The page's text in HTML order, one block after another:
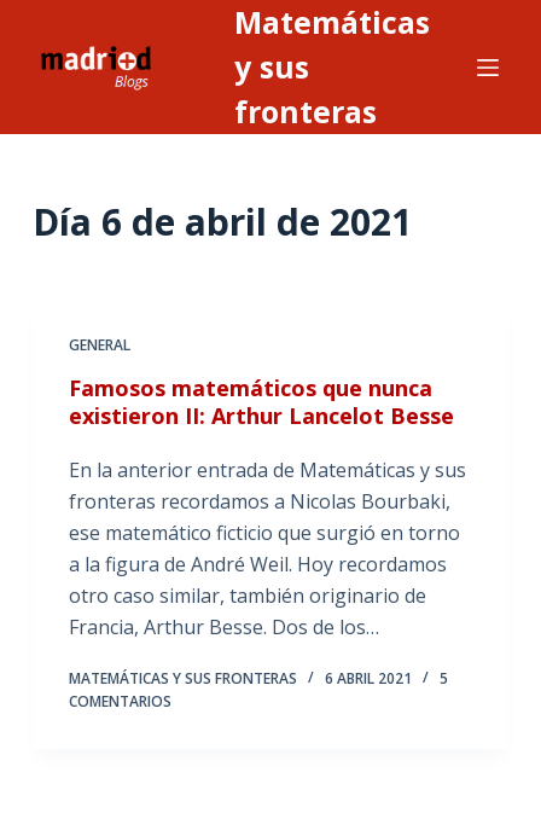
Matemáticas
y sus
fronteras
Día 6 de abril de 2021
GENERAL
Famosos matemáticos que nunca
existieron II: Arthur Lancelot Besse
En la anterior entrada de Matemáticas y sus
fronteras recordamos a Nicolas Bourbaki,
ese matemático ficticio que surgió en torno
a la figura de André Weil. Hoy recordamos
otro caso similar, también originario de
Francia, Arthur Besse. Dos de los…
MATEMÁTICAS Y SUS FRONTERAS 6 ABRIL 2021
5
COMENTARIOS